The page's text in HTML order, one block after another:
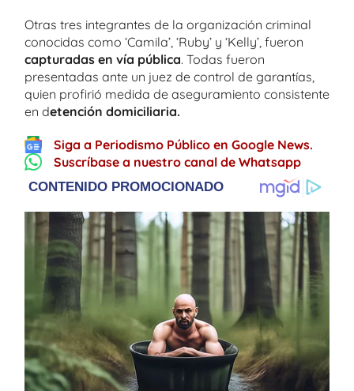
Otras tres integrantes de la organización criminal
conocidas como ‘Camila’, ‘Ruby’ y ‘Kelly’, fueron
capturadas en vía pública. Todas fueron
presentadas ante un juez de control de garantías,
quien profirió medida de aseguramiento consistente
en detención domiciliaria.
Siga a Periodismo Público en Google News.
Suscríbase a nuestro canal de Whatsapp